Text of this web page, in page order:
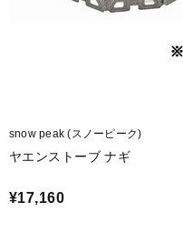
snow peak (スノーピーク)
ヤエンストーブ ナギ
¥17,160